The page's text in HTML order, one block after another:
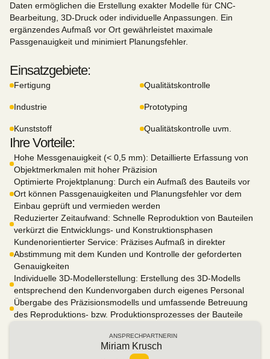
Daten ermöglichen die Erstellung exakter Modelle für CNC-
Bearbeitung, 3D-Druck oder individuelle Anpassungen. Ein
ergänzendes Aufmaß vor Ort gewährleistet maximale
Passgenauigkeit und minimiert Planungsfehler.
Einsatzgebiete:
Fertigung Qualitätskontrolle
Industrie Prototyping
Kunststoff Qualitätskontrolle uvm.
Ihre Vorteile:
Hohe Messgenauigkeit (< 0,5 mm): Detaillierte Erfassung von
Objektmerkmalen mit hoher Präzision
Optimierte Projektplanung: Durch ein Aufmaß des Bauteils vor
Ort können Passgenauigkeiten und Planungsfehler vor dem
Einbau geprüft und vermieden werden
Reduzierter Zeitaufwand: Schnelle Reproduktion von Bauteilen
verkürzt die Entwicklungs- und Konstruktionsphasen
Kundenorientierter Service: Präzises Aufmaß in direkter
Abstimmung mit dem Kunden und Kontrolle der geforderten
Genauigkeiten
Individuelle 3D-Modellerstellung: Erstellung des 3D-Modells
entsprechend den Kundenvorgaben durch eigenes Personal
Übergabe des Präzisionsmodells und umfassende Betreuung
des Reproduktions- bzw. Produktionsprozesses der Bauteile
ANSPRECHPARTNERIN
Miriam Krusch